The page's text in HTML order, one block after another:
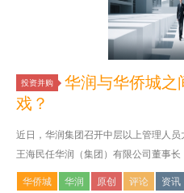
投资并购
华润与华侨城之
戏？
近日，华润集团召开中层以上管理人
王海民任华润（集团）有限公司董事
华侨城 华润 原创 评论 资讯